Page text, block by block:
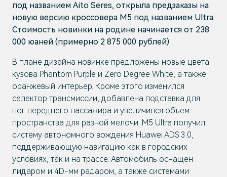
под названием Aito Seres, открыла предзаказы на
новую версию кроссовера M5 под названием Ultra.
Стоимость новинки на родине начинается от 238
000 юаней (примерно 2 875 000 рублей)
В плане дизайна новинке предложены новые цвета
кузова Phantom Purple и Zero Degree White, а также
оранжевый интерьер. Кроме этого изменился
селектор трансмиссии, добавлена подставка для
ног переднего пассажира и увеличился объем
пространства для разной мелочи. M5 Ultra получил
систему автономного вождения Huawei ADS 3.0,
поддерживающую навигацию как в городских
условиях, так и на трассе. Автомобиль оснащен
лидаром и 4D-мм радаром, а также системами